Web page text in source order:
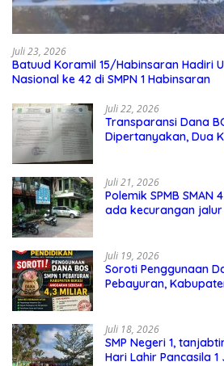
Juli 23, 2026
Batuud Koramil 15/Habinsaran Hadiri
Nasional ke 42 di SMPN 1 Habinsaran
Juli 22, 2026
Transparansi Dana
Dipertanyakan, Dua
Juli 21, 2026
Polemik SPMB SMAN
ada kecurangan
Juli 19, 2026
Soroti Penggunaan
Pebayuran,
Juli 18, 2026
SMP Negeri 1,
Hari Lahir Pancasila 1